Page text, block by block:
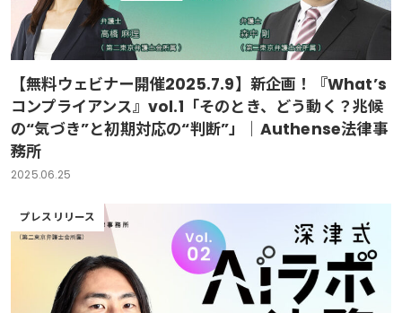
【無料ウェビナー開催2025.7.9】新企画！『What’s
コンプライアンス』vol.1「そのとき、どう動く？兆候
の“気づき”と初期対応の“判断”」｜Authense法律事
務所
2025.06.25
プレスリリース